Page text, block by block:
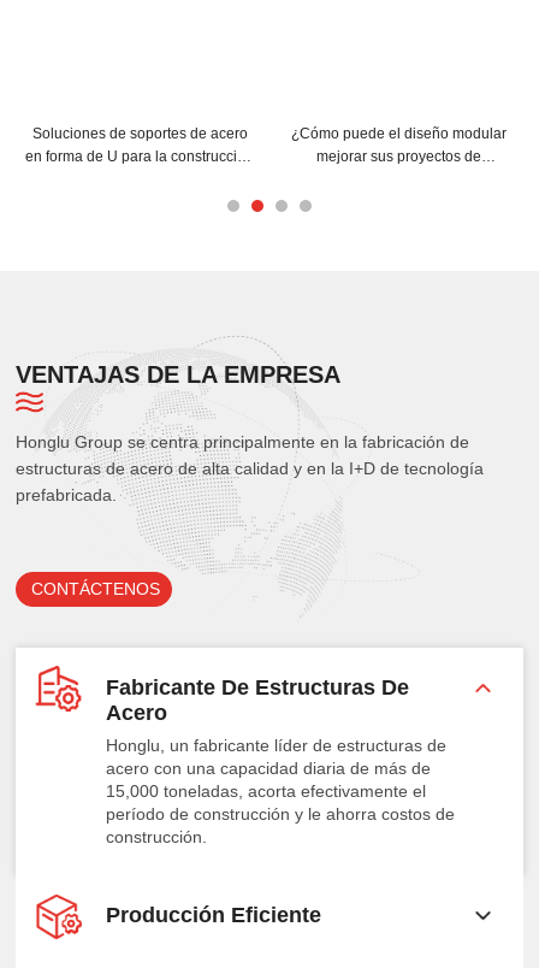
el diseño modular
sus proyectos de
¿Cómo pueden las correas C y Z
mejorar la estructura de su
Consejos
correas de
VENTAJAS DE LA EMPRESA
Honglu Group se centra principalmente en la fabricación de
estructuras de acero de alta calidad y en la I+D de tecnología
prefabricada.
CONTÁCTENOS
Fabricante De Estructuras De
Acero
Honglu, un fabricante líder de estructuras de
acero con una capacidad diaria de más de
15,000 toneladas, acorta efectivamente el
período de construcción y le ahorra costos de
construcción.
Producción Eficiente